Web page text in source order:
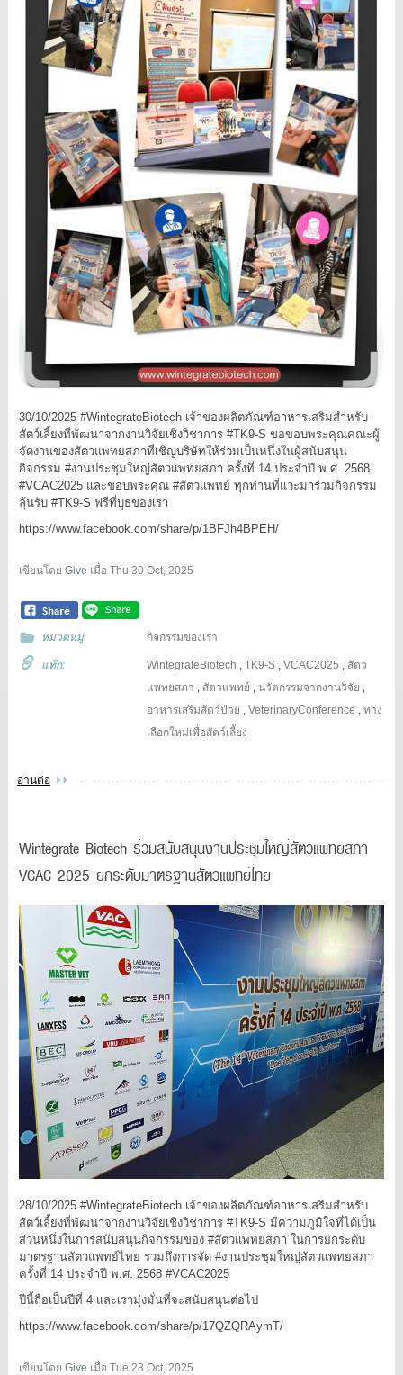
30/10/2025 #WintegrateBiotech เจ้าของผลิตภัณฑ์อาหารเสริมสำหรับ
สัตว์เลี้ยงที่พัฒนาจากงานวิจัยเชิงวิชาการ #TK9-S ขอขอบพระคุณคณะผู้
จัดงานของสัตวแพทยสภาที่เชิญบริษัทให้ร่วมเป็นหนึ่งในผู้สนับสนุน
กิจกรรม #งานประชุมใหญ่สัตวแพทยสภา ครั้งที่ 14 ประจำปี พ.ศ. 2568
#VCAC2025 และขอบพระคุณ #สัตวแพทย์ ทุกท่านที่แวะมาร่วมกิจกรรม
ลุ้นรับ #TK9-S ฟรีที่บูธของเรา
https://www.facebook.com/share/p/1BFJh4BPEH/
เขียนโดย Give เมื่อ Thu 30 Oct, 2025
หมวดหมู่ กิจกรรมของเรา
แท๊ก: WintegrateBiotech ,TK9-S ,VCAC2025 , สัตว
แพทยสภา , สัตวแพทย์ ,นวัตกรรมจากงานวิจัย ,
อาหารเสริมสัตว์ป่วย ,VeterinaryConference ,ทาง
เลือกใหม่เพื่อสัตว์เลี้ยง
อ่านต่อ
Wintegrate Biotech ร่วมสนับสนุนงานประชุมใหญ่สัตวแพทยสภา
VCAC 2025 ยกระดับมาตรฐานสัตวแพทย์ไทย
28/10/2025 #WintegrateBiotech เจ้าของผลิตภัณฑ์อาหารเสริมสำหรับ
สัตว์เลี้ยงที่พัฒนาจากงานวิจัยเชิงวิชาการ #TK9-S มีความภูมิใจที่ได้เป็น
ส่วนหนึ่งในการสนับสนุนกิจกรรมของ #สัตวแพทยสภา ในการยกระดับ
มาตรฐานสัตวแพทย์ไทย รวมถึงการจัด #งานประชุมใหญ่สัตวแพทยสภา
ครั้งที่ 14 ประจำปี พ.ศ. 2568 #VCAC2025
ปีนี้ถือเป็นปีที่ 4 และเรามุ่งมั่นที่จะสนับสนุนต่อไป
https://www.facebook.com/share/p/17QZQRAymT/
เขียนโดย Give เมื่อ Tue 28 Oct, 2025